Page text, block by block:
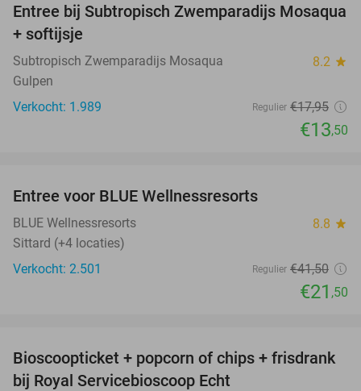
25%
Entree bij Subtropisch Zwemparadijs Mosaqua
+ softijsje
Subtropisch Zwemparadijs Mosaqua 8.2 star
Gulpen
Verkocht: 1.989
Regulier €17,95
€13,50
Entree voor BLUE Wellnessresorts
BLUE Wellnessresorts 8.8 star
Sittard (+4 locaties)
Verkocht: 2.501
Regulier €41,50
€21 ,50
34%
Bioscoopticket + popcorn of chips + frisdrank
bij Royal Servicebioscoop Echt